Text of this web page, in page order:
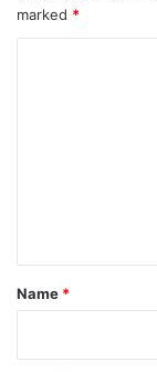
marked *
*
Name *